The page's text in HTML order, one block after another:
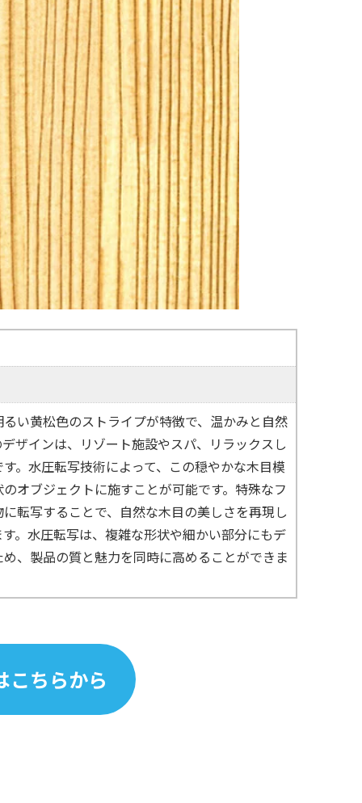
い黄松色のストライプが特徴で、温かみと自然
ザインは、リゾート施設やスパ、リラックスし
。水圧転写技術によって、この穏やかな木目模
オブジェクトに施すことが可能です。特殊なフ
転写することで、自然な木目の美しさを再現し
。水圧転写は、複雑な形状や細かい部分にもデ
、製品の質と魅力を同時に高めることができま
こちらから